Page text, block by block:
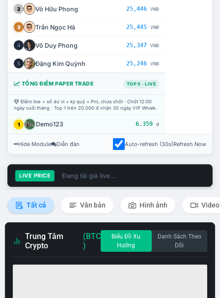
2 Võ Hữu Phong 25,446 VNĐ
3 Trần Ngọc Hà 25,445 VNĐ
4 Võ Duy Phong 25,347 VNĐ
5 Đặng Kim Quỳnh 25,246 VNĐ
TỔNG ĐIỂM PAPER TRADE TOP 5 · LIVE
Điểm live = số dư ví + ký quỹ + PnL chưa chốt · Chốt 12:00
ngày cuối tháng · Top 1 trên 20.000 đ nhận 30 ngày VIP Whale.
1 Demo123 6.359 đ
Hide Module Diễn đàn Auto-refresh (30s)Refresh Now
LIVE PRICE Đang tải giá live...
Tất cả Văn bản Hình ảnh Video
Trung Tâm
Crypto
(BTC
)
Biểu Đồ Xu
Hướng
Danh Sách Theo
Dõi